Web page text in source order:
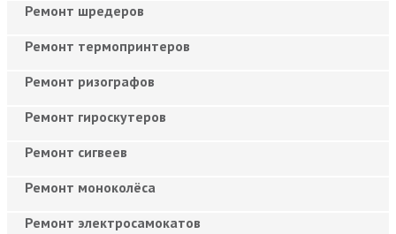
Ремонт шредеров
Ремонт термопринтеров
Ремонт ризографов
Ремонт гироскутеров
Ремонт сигвеев
Ремонт моноколёса
Ремонт электросамокатов